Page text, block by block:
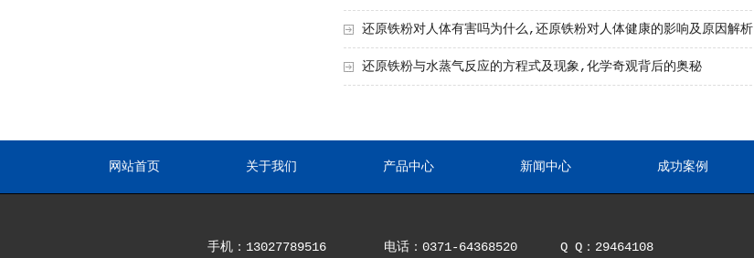
还原铁粉对人体有害吗为什么,还原铁粉对人体健康的影响及原因解析
还原铁粉与水蒸气反应的方程式及现象,化学奇观背后的奥秘
网站首页 关于我们 产品中心 新闻中心 成功案例
手机：13027789516 电话：0371-64368520 Q Q：29464108